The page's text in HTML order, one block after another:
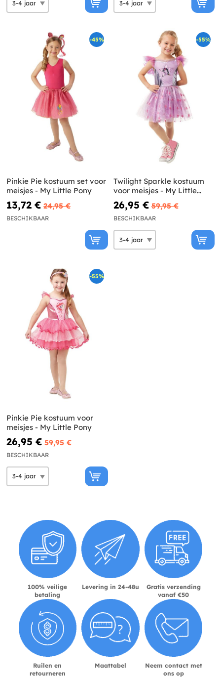
-45%
Pinkie Pie kostuum set voor
meisjes - My Little Pony
13,72 € 24,95 €
BESCHIKBAAR
-55%
Twilight Sparkle kostuum
voor meisjes - My Little
Pony
26,95 € 59,95 €
BESCHIKBAAR
-55%
Pinkie Pie kostuum voor
meisjes - My Little Pony
26,95 € 59,95 €
BESCHIKBAAR
100% veilige
betaling
Levering in 24-48u
Gratis verzending
vanaf €50
Ruilen en
retourneren
Maattabel
Neem contact met
ons op